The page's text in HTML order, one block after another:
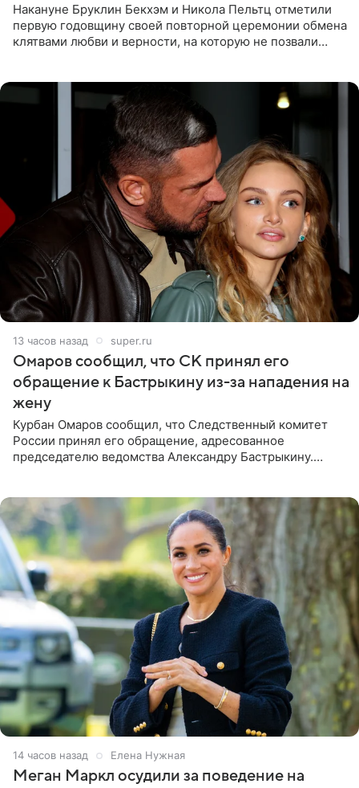
Накануне Бруклин Бекхэм и Никола Пельтц отметили
первую годовщину своей повторной церемонии обмена
клятвами любви и верности, на которую не позвали
13 часов назад super.ru
Омаров сообщил, что СК принял его
обращение к Бастрыкину из-за нападения на
жену
Курбан Омаров сообщил, что Следственный комитет
России принял его обращение, адресованное
председателю ведомства Александру Бастрыкину.
14 часов назад Елена Нужная
Меган Маркл осудили за поведение на